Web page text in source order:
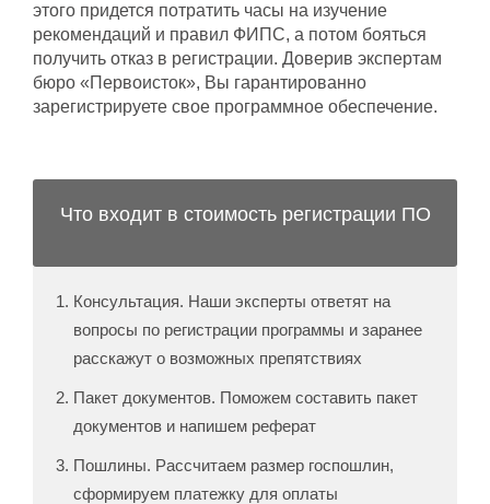
этого придется потратить часы на изучение
рекомендаций и правил ФИПС, а потом бояться
получить отказ в регистрации. Доверив экспертам
бюро «Первоисток», Вы гарантированно
зарегистрируете свое программное обеспечение.
Что входит в стоимость регистрации ПО
Консультация. Наши эксперты ответят на
вопросы по регистрации программы и заранее
расскажут о возможных препятствиях
Пакет документов. Поможем составить пакет
документов и напишем реферат
Пошлины. Рассчитаем размер госпошлин,
сформируем платежку для оплаты